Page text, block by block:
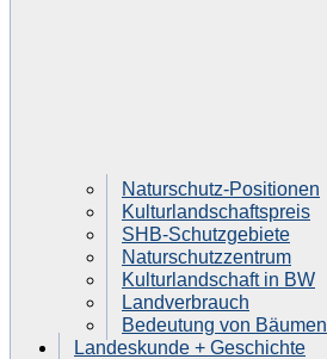
Naturschutz-Positionen
Kulturlandschaftspreis
SHB-Schutzgebiete
Naturschutzzentrum
Kulturlandschaft in BW
Landverbrauch
Bedeutung von Bäumen
Landeskunde + Geschichte